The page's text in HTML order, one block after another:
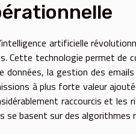
artificielle
Cette technologie permet
la gestion des
à plus forte valeur
raccourcis et les
basent sur des algorithmes